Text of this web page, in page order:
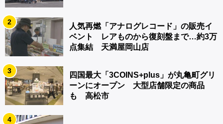
2
人気再燃「アナログレコード」の販売イ
ベント レアものから復刻盤まで…約3万
点集結 天満屋岡山店
3
四国最大「3COINS+plus」が丸亀町グリ
ーンにオープン 大型店舗限定の商品
も 高松市
4